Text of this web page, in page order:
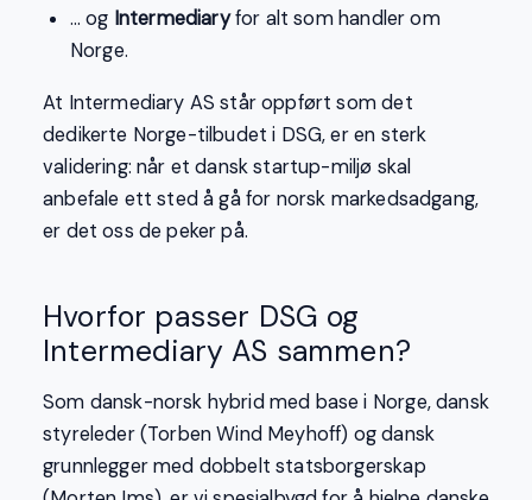
… og Intermediaryfor alt som handler om
Norge.
At Intermediary AS står oppført som det
dedikerte Norge-tilbudet i DSG, er en sterk
validering: når et dansk startup-miljø skal
anbefale ett sted å gå for norsk markedsadgang,
er det oss de peker på.
Hvorfor passer DSG og
Intermediary AS sammen?
Som dansk-norsk hybrid med base i Norge, dansk
styreleder (Torben Wind Meyhoff) og dansk
grunnlegger med dobbelt statsborgerskap